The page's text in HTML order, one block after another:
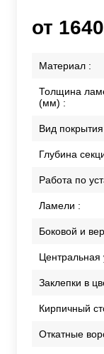
от
Материал :
Толщина
(мм) :
Вид
Глубина
Работа по
Ламели :
Боковой и
Заклепки в
Кирпичный
Откатные